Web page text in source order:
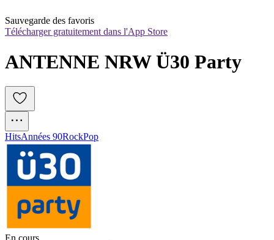
Sauvegarde des favoris
Télécharger gratuitement dans l'App Store
ANTENNE NRW Ü30 Party
HitsAnnées 90RockPop
En cours